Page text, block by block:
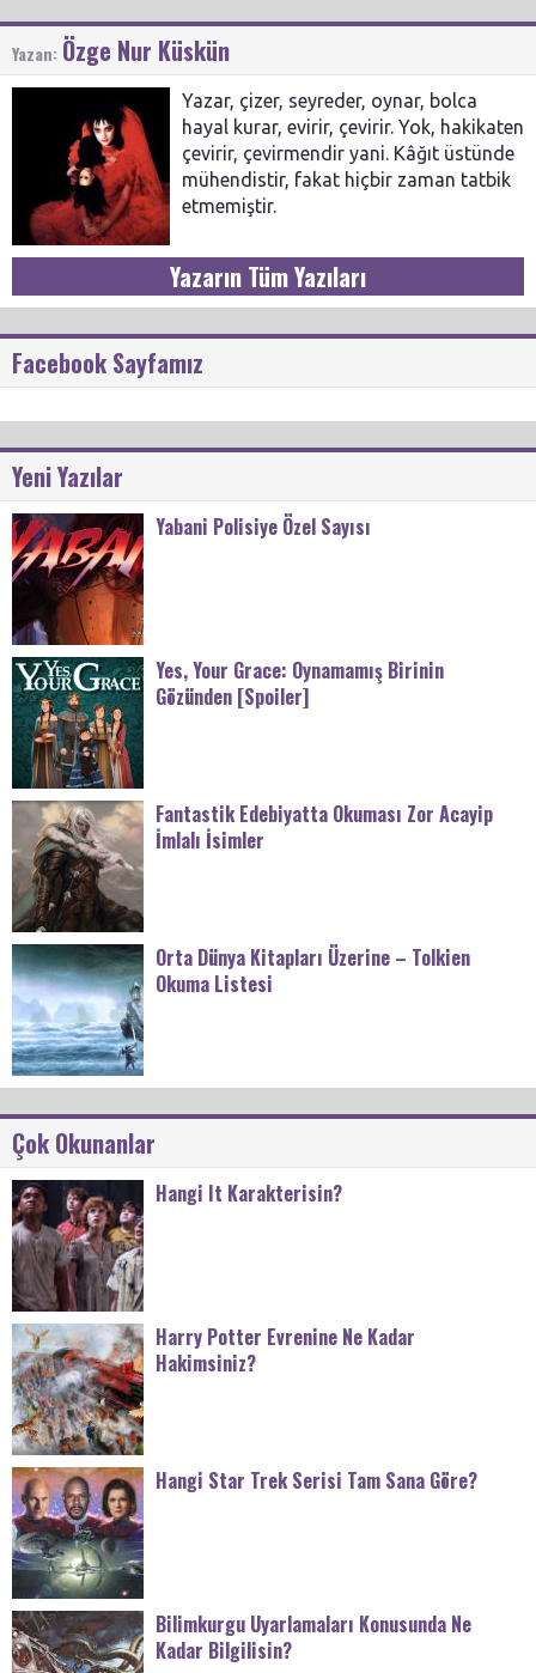
Yazan: Özge Nur Küskün
Yazar, çizer, seyreder, oynar, bolca
hayal kurar, evirir, çevirir. Yok, hakikaten
çevirir, çevirmendir yani. Kâğıt üstünde
mühendistir, fakat hiçbir zaman tatbik
etmemiştir.
Yazarın Tüm Yazıları
Facebook Sayfamız
Yeni Yazılar
Yabani Polisiye Özel Sayısı
Yes, Your Grace: Oynamamış Birinin
Gözünden [Spoiler]
Fantastik Edebiyatta Okuması Zor Acayip
İmlalı İsimler
Orta Dünya Kitapları Üzerine – Tolkien
Okuma Listesi
Çok Okunanlar
Hangi It Karakterisin?
Harry Potter Evrenine Ne Kadar
Hakimsiniz?
Hangi Star Trek Serisi Tam Sana Göre?
Bilimkurgu Uyarlamaları Konusunda Ne
Kadar Bilgilisin?